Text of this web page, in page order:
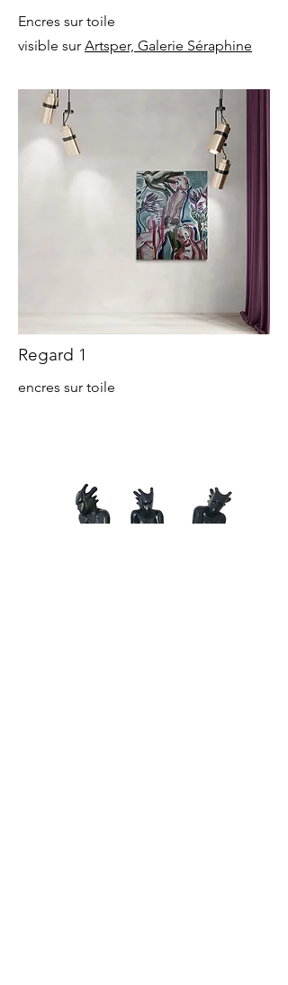
Encres sur toile
visible sur Artsper, Galerie Séraphine
Regard 1
encres sur toile